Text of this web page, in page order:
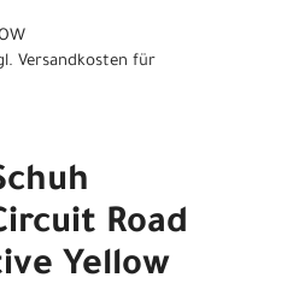
Versandkosten für
Road
Yellow